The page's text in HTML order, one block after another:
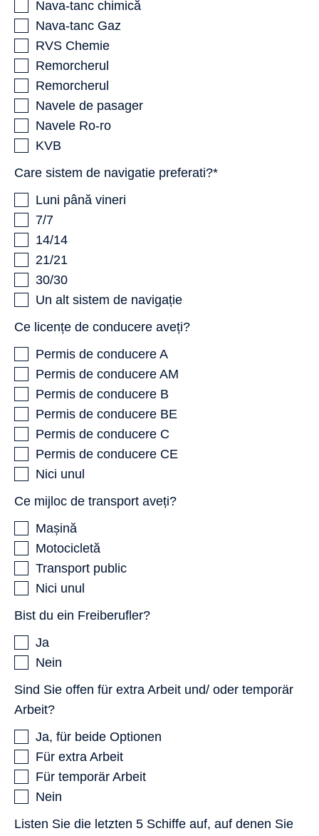
Nava-tanc chimică
Nava-tanc Gaz
RVS Chemie
Remorcherul
Remorcherul
Navele de pasager
Navele Ro-ro
KVB
Care sistem de navigatie preferati?*
Luni până vineri
7/7
14/14
21/21
30/30
Un alt sistem de navigație
Ce licențe de conducere aveți?
Permis de conducere A
Permis de conducere AM
Permis de conducere B
Permis de conducere BE
Permis de conducere C
Permis de conducere CE
Nici unul
Ce mijloc de transport aveți?
Mașină
Motocicletă
Transport public
Nici unul
Bist du ein Freiberufler?
Ja
Nein
Sind Sie offen für extra Arbeit und/ oder temporär
Arbeit?
Ja, für beide Optionen
Für extra Arbeit
Für temporär Arbeit
Nein
Listen Sie die letzten 5 Schiffe auf, auf denen Sie